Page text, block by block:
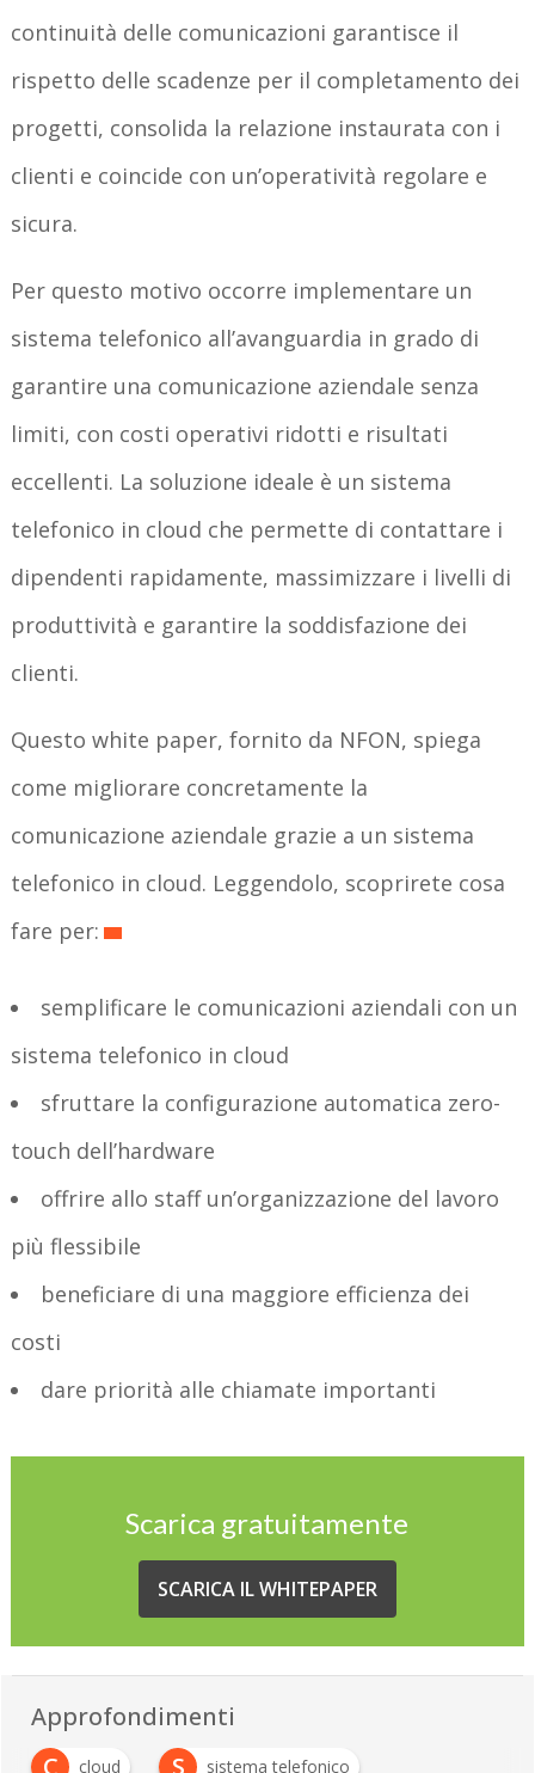
continuità delle comunicazioni garantisce il
rispetto delle scadenze per il completamento dei
progetti, consolida la relazione instaurata con i
clienti e coincide con un’operatività regolare e
sicura.
Per questo motivo occorre implementare un
sistema telefonico all’avanguardia in grado di
garantire una comunicazione aziendale senza
limiti, con costi operativi ridotti e risultati
eccellenti. La soluzione ideale è un sistema
telefonico in cloud che permette di contattare i
dipendenti rapidamente, massimizzare i livelli di
produttività e garantire la soddisfazione dei
clienti.
Questo white paper, fornito da NFON, spiega
come migliorare concretamente la
comunicazione aziendale grazie a un sistema
telefonico in cloud. Leggendolo, scoprirete cosa
fare per:
semplificare le comunicazioni aziendali con un
sistema telefonico in cloud
sfruttare la configurazione automatica zero-
touch dell’hardware
offrire allo staff un’organizzazione del lavoro
più flessibile
beneficiare di una maggiore efficienza dei
costi
dare priorità alle chiamate importanti
Scarica gratuitamente
SCARICA IL WHITEPAPER
Approfondimenti
C
cloud S sistema telefonico